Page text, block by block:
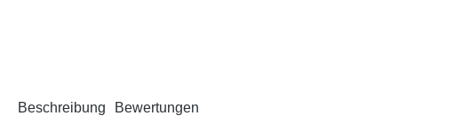
Beschreibung Bewertungen